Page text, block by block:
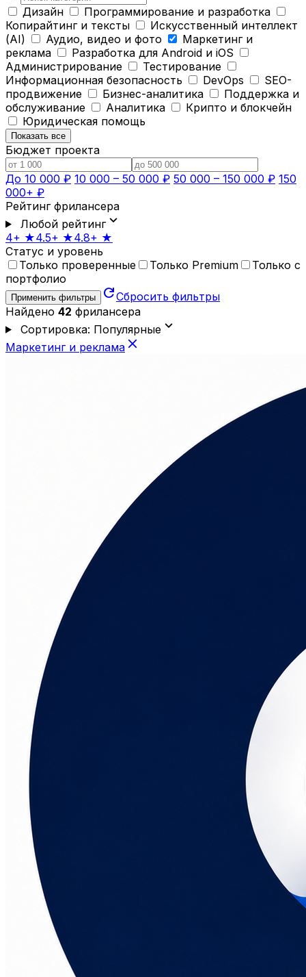
Дизайн
Программирование и разработка
Копирайтинг и тексты
Искусственный интеллект
(AI)
Аудио, видео и фото
Маркетинг и
реклама
Разработка для Android и iOS
Администрирование
Тестирование
Информационная безопасность
DevOps
SEO-
продвижение
Бизнес-аналитика
Поддержка и
обслуживание
Аналитика
Крипто и блокчейн
Юридическая помощь
Показать все
Бюджет проекта
До 10 000 ₽ 10 000 – 50 000 ₽ 50 000 – 150 000 ₽ 150
000+ ₽
Рейтинг фрилансера
Любой рейтингexpand_more
4+ ★4.5+ ★4.8+ ★
Статус и уровень
Только проверенные
Только Premium
Только с
портфолио
Применить фильтры refreshСбросить фильтры
Найдено 42 фрилансера
Сортировка: Популярныеexpand_more
Маркетинг и реклама close